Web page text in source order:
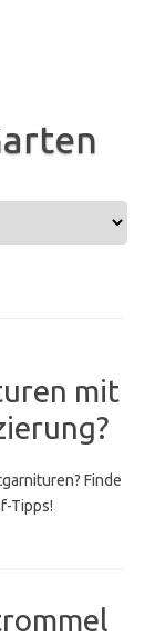
mit
Finde
Tipps!